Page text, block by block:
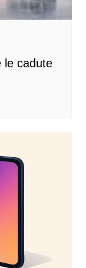
le cadute